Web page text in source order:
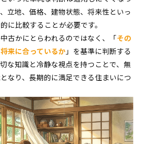
立地、価格、建物状態、将来性といっ
に比較することが必要です。
古かにとらわれるのではなく、「その
来に合っているか」を基準に判断する
な知識と冷静な視点を持つことで、無
なり、長期的に満足できる住まいにつ